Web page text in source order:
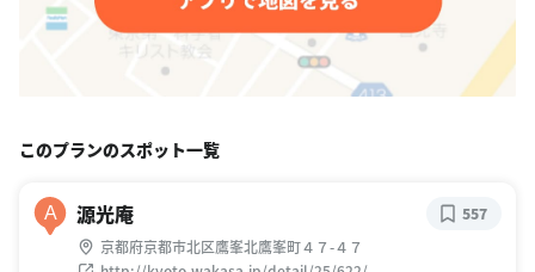
このプランのスポット一覧
A 源光庵
京都府京都市北区鷹峯北鷹峯町４７-４７
557